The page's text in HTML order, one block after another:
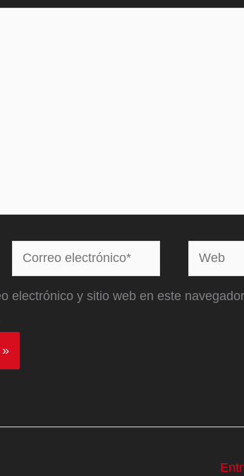
Correo
electrónico*
Web
electrónico y sitio web en este